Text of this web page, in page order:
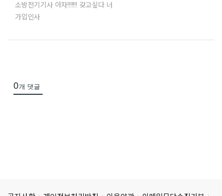
소방전기기사 아자!!!!!!! 갖고싶다 너
가입인사
0개 댓글